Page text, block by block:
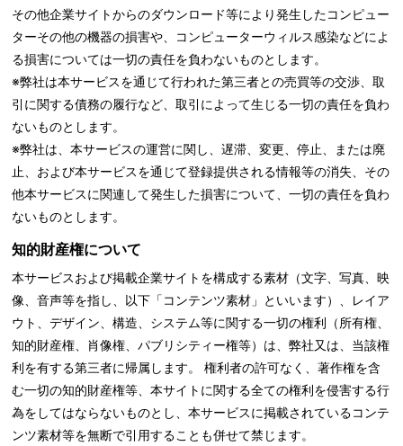
その他企業サイトからのダウンロード等により発生したコンピュー
ターその他の機器の損害や、コンピューターウィルス感染などによ
る損害については一切の責任を負わないものとします。
※弊社は本サービスを通じて行われた第三者との売買等の交渉、取
引に関する債務の履行など、取引によって生じる一切の責任を負わ
ないものとします。
※弊社は、本サービスの運営に関し、遅滞、変更、停止、または廃
止、および本サービスを通じて登録提供される情報等の消失、その
他本サービスに関連して発生した損害について、一切の責任を負わ
ないものとします。
知的財産権について
本サービスおよび掲載企業サイトを構成する素材（文字、写真、映
像、音声等を指し、以下「コンテンツ素材」といいます）、レイア
ウト、デザイン、構造、システム等に関する一切の権利（所有権、
知的財産権、肖像権、パブリシティー権等）は、弊社又は、当該権
利を有する第三者に帰属します。 権利者の許可なく、著作権を含
む一切の知的財産権等、本サイトに関する全ての権利を侵害する行
為をしてはならないものとし、本サービスに掲載されているコンテ
ンツ素材等を無断で引用することも併せて禁じます。